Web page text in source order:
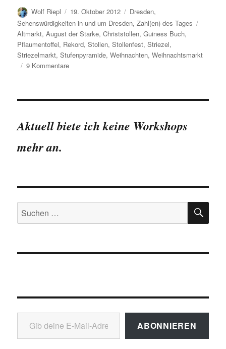
Autor
Wolf Riepl
Veröffentlicht
am
19. Oktober 2012 Kategorien
Dresden,
Sehenswürdigkeiten in und um Dresden,Zahl(en) des Tages
Altmarkt,August der Starke,Christstollen,Guiness Buch,
Pflaumentoffel, Rekord,Stollen,Stollenfest,Striezel,
Striezelmarkt,Stufenpyramide,Weihnachten,Weihnachtsmarkt
9 Kommentarezu
Aktuell biete ich keine Workshops
mehr an.
Suchen
nach:
Gib deine E-Mail-Adresse ein ...
ABONNIEREN